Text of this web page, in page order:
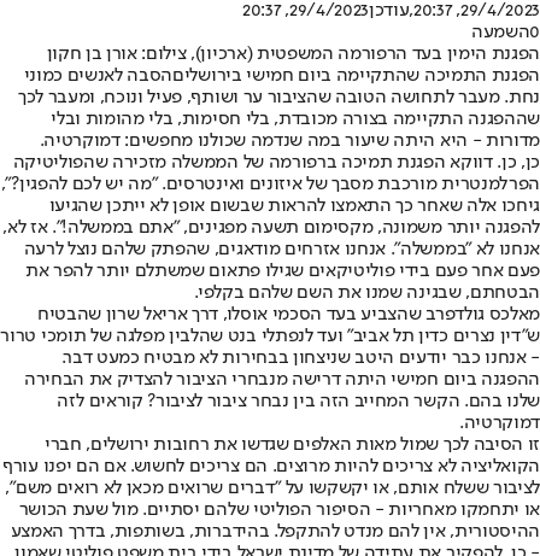
29/4/2023, 20:37
,עודכן29/4/2023, 20:37
0השמעה
הפגנת הימין בעד הרפורמה המשפטית (ארכיון), צילום: אורן בן חקון
הפגנת התמיכה שהתקיימה ביום חמישי בירושליםהסבה לאנשים כמוני
נחת. מעבר לתחושה הטובה שהציבור ער ושותף, פעיל ונוכח, ומעבר לכך
שההפגנה התקיימה בצורה מכובדת, בלי חסימות, בלי מהומות ובלי
מדורות - היא היתה שיעור במה שנדמה שכולנו מחפשים: דמוקרטיה.
כן, כן. דווקא הפגנת תמיכה ברפורמה של הממשלה מזכירה שהפוליטיקה
הפרלמנטרית מורכבת מסבך של איזונים ואינטרסים. "מה יש לכם להפגין?",
גיחכו אלה שאחר כך התאמצו להראות שבשום אופן לא ייתכן שהגיעו
להפגנה יותר משמונה, מקסימום תשעה מפגינים, "אתם בממשלה!". אז לא,
אנחנו לא "בממשלה". אנחנו אזרחים מודאגים, שהפתק שלהם נוצל לרעה
פעם אחר פעם בידי פוליטיקאים שגילו פתאום שמשתלם יותר להפר את
הבטחתם, שבגינה שמנו את השם שלהם בקלפי.
מאלכס גולדפרב שהצביע בעד הסכמי אוסלו, דרך אריאל שרון שהבטיח
ש"דין נצרים כדין תל אביב" ועד לנפתלי בנט שהלבין מפלגה של תומכי טרור
- אנחנו כבר יודעים היטב שניצחון בבחירות לא מבטיח כמעט דבר.
ההפגנה ביום חמישי היתה דרישה מנבחרי הציבור להצדיק את הבחירה
שלנו בהם. הקשר המחייב הזה בין נבחר ציבור לציבור? קוראים לזה
דמוקרטיה.
זו הסיבה לכך שמול מאות האלפים שגדשו את רחובות ירושלים, חברי
הקואליציה לא צריכים להיות מרוצים. הם צריכים לחשוש. אם הם יפנו עורף
לציבור ששלח אותם, או יקשקשו על "דברים שרואים מכאן לא רואים משם",
או יתחמקו מאחריות - הסיפור הפוליטי שלהם יסתיים. מול שעת הכושר
ההיסטורית, אין להם מנדט להתקפל. בהידברות, בשותפות, בדרך האמצע